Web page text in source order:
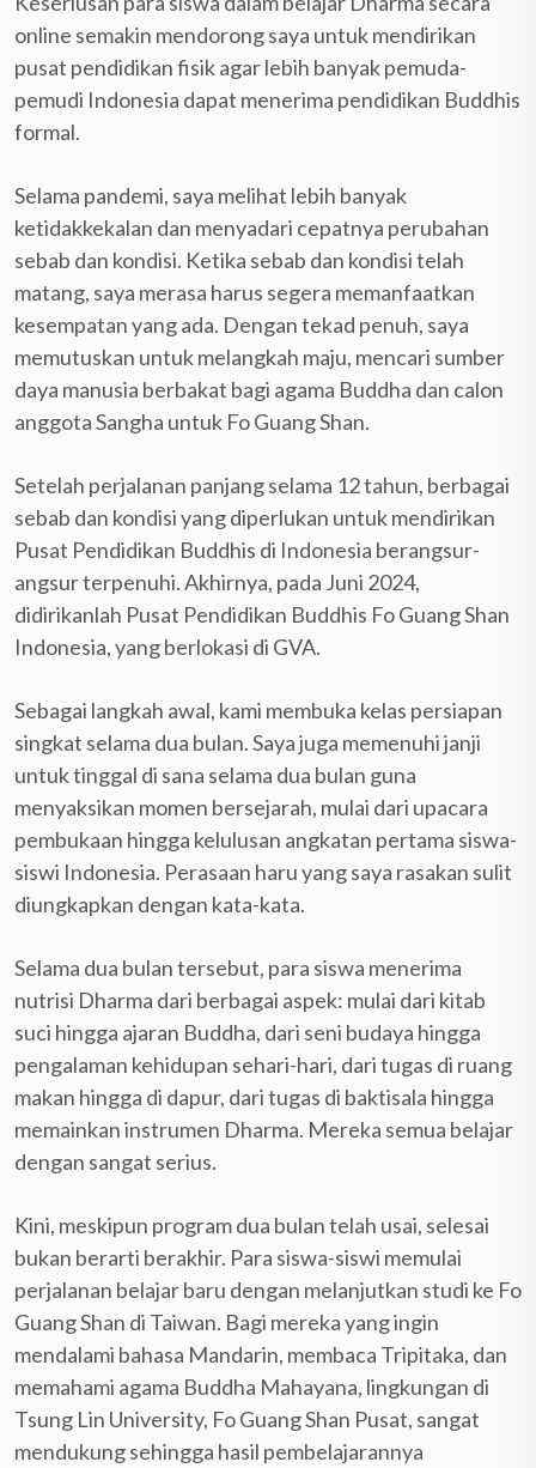
online semakin mendorong saya untuk mendirikan
pusat pendidikan fisik agar lebih banyak pemuda-
pemudi Indonesia dapat menerima pendidikan Buddhis
formal.
Selama pandemi, saya melihat lebih banyak
ketidakkekalan dan menyadari cepatnya perubahan
sebab dan kondisi. Ketika sebab dan kondisi telah
matang, saya merasa harus segera memanfaatkan
kesempatan yang ada. Dengan tekad penuh, saya
memutuskan untuk melangkah maju, mencari sumber
daya manusia berbakat bagi agama Buddha dan calon
anggota Sangha untuk Fo Guang Shan.
Setelah perjalanan panjang selama 12 tahun, berbagai
sebab dan kondisi yang diperlukan untuk mendirikan
Pusat Pendidikan Buddhis di Indonesia berangsur-
angsur terpenuhi. Akhirnya, pada Juni 2024,
didirikanlah Pusat Pendidikan Buddhis Fo Guang Shan
Indonesia, yang berlokasi di GVA.
Sebagai langkah awal, kami membuka kelas persiapan
singkat selama dua bulan. Saya juga memenuhi janji
untuk tinggal di sana selama dua bulan guna
menyaksikan momen bersejarah, mulai dari upacara
pembukaan hingga kelulusan angkatan pertama siswa-
siswi Indonesia. Perasaan haru yang saya rasakan sulit
diungkapkan dengan kata-kata.
Selama dua bulan tersebut, para siswa menerima
nutrisi Dharma dari berbagai aspek: mulai dari kitab
suci hingga ajaran Buddha, dari seni budaya hingga
pengalaman kehidupan sehari-hari, dari tugas di ruang
makan hingga di dapur, dari tugas di baktisala hingga
memainkan instrumen Dharma. Mereka semua belajar
dengan sangat serius.
Kini, meskipun program dua bulan telah usai, selesai
bukan berarti berakhir. Para siswa-siswi memulai
perjalanan belajar baru dengan melanjutkan studi ke Fo
Guang Shan di Taiwan. Bagi mereka yang ingin
mendalami bahasa Mandarin, membaca Tripitaka, dan
memahami agama Buddha Mahayana, lingkungan di
Tsung Lin University, Fo Guang Shan Pusat, sangat
mendukung sehingga hasil pembelajarannya